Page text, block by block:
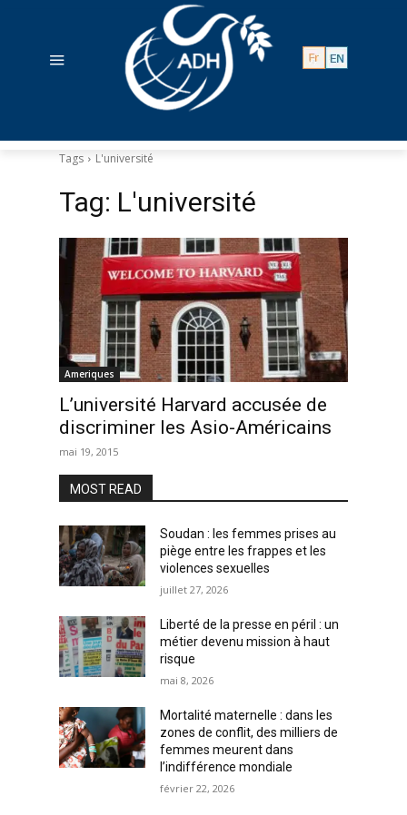
Tags L'université
Tag: L'université
Ameriques
L’université Harvard accusée de
discriminer les Asio-Américains
mai 19, 2015
MOST READ
Soudan : les femmes prises au
piège entre les frappes et les
violences sexuelles
juillet 27, 2026
Liberté de la presse en péril : un
métier devenu mission à haut
risque
mai 8, 2026
Mortalité maternelle : dans les
zones de conflit, des milliers de
femmes meurent dans
l’indifférence mondiale
février 22, 2026